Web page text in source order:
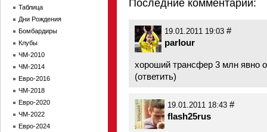
Последние комментарии:
19.01.2011 19:03 #
parlour
хороший трансфер 3 млн явно
(ответить)
19.01.2011 18:43 #
flash25rus
Таблица
Дни Рождения
Бомбардиры
Клубы
ЧМ-2010
ЧМ-2014
Евро-2016
ЧМ-2018
Евро-2020
ЧМ-2022
Евро-2024